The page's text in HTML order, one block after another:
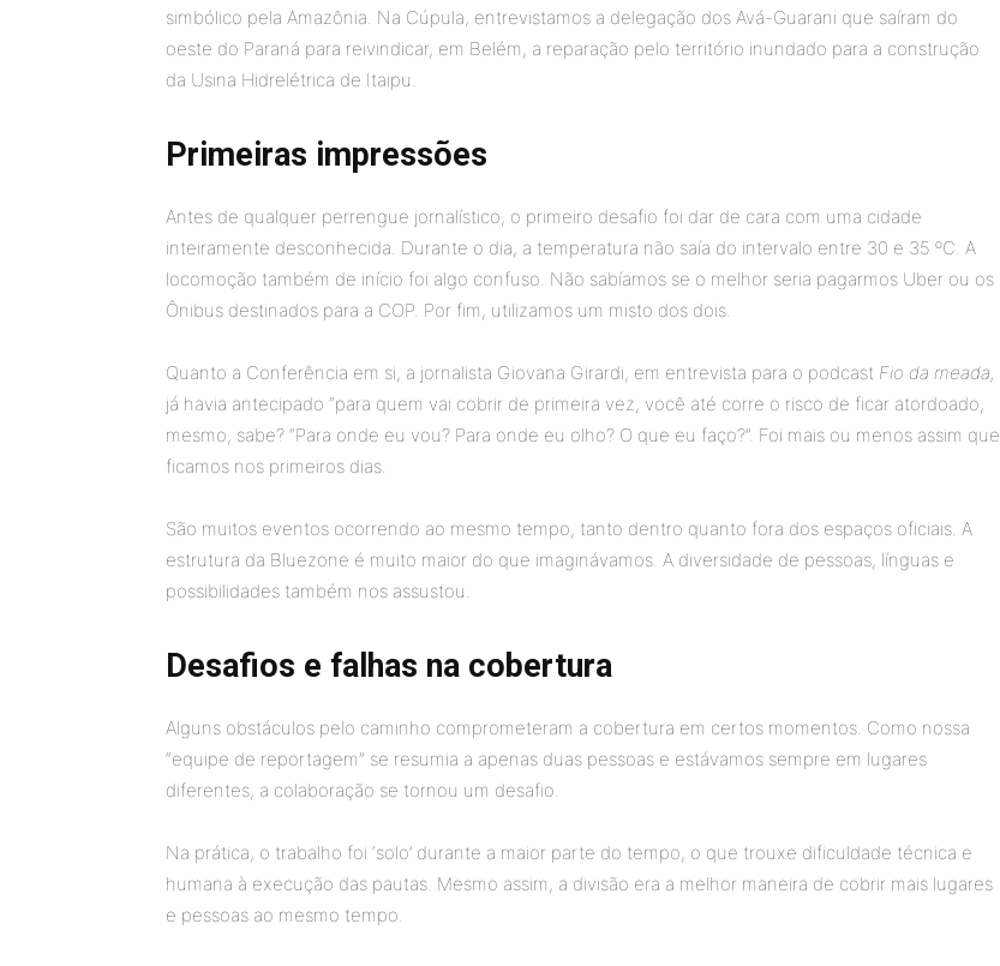
simbólico pela Amazônia. Na Cúpula, entrevistamos a delegação dos Avá-Guarani que saíram do
oeste do Paraná para reivindicar, em Belém, a reparação pelo território inundado para a construção
da Usina Hidrelétrica de Itaipu.
Primeiras impressões
Antes de qualquer perrengue jornalístico, o primeiro desafio foi dar de cara com uma cidade
inteiramente desconhecida. Durante o dia, a temperatura não saía do intervalo entre 30 e 35 ºC. A
locomoção também de início foi algo confuso. Não sabíamos se o melhor seria pagarmos Uber ou os
Ônibus destinados para a COP. Por fim, utilizamos um misto dos dois.
Quanto a Conferência em si, a jornalista Giovana Girardi, em entrevista para o podcast Fio da meada,
já havia antecipado “para quem vai cobrir de primeira vez, você até corre o risco de ficar atordoado,
mesmo, sabe? “Para onde eu vou? Para onde eu olho? O que eu faço?”. Foi mais ou menos assim que
ficamos nos primeiros dias.
São muitos eventos ocorrendo ao mesmo tempo, tanto dentro quanto fora dos espaços oficiais. A
estrutura da Bluezone é muito maior do que imaginávamos. A diversidade de pessoas, línguas e
possibilidades também nos assustou.
Desafios e falhas na cobertura
Alguns obstáculos pelo caminho comprometeram a cobertura em certos momentos. Como nossa
“equipe de reportagem” se resumia a apenas duas pessoas e estávamos sempre em lugares
diferentes, a colaboração se tornou um desafio.
Na prática, o trabalho foi ‘solo’ durante a maior parte do tempo, o que trouxe dificuldade técnica e
humana à execução das pautas. Mesmo assim, a divisão era a melhor maneira de cobrir mais lugares
e pessoas ao mesmo tempo.